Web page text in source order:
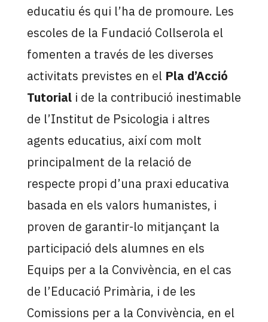
educatiu és qui l’ha de promoure. Les
escoles de la Fundació Collserola el
fomenten a través de les diverses
activitats previstes en el Pla d’Acció
Tutoriali de la contribució inestimable
de l’Institut de Psicologia i altres
agents educatius, així com molt
principalment de la relació de
respecte propi d’una praxi educativa
basada en els valors humanistes, i
proven de garantir-lo mitjançant la
participació dels alumnes en els
Equips per a la Convivència, en el cas
de l’Educació Primària, i de les
Comissions per a la Convivència, en el